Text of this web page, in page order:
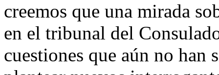
creemos que una mirada
en el tribunal del
cuestiones que aún no han